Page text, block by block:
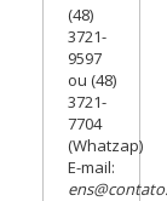
(48)
3721-
9597
ou (48)
3721-
7704
(Whatzap)
E-mail: